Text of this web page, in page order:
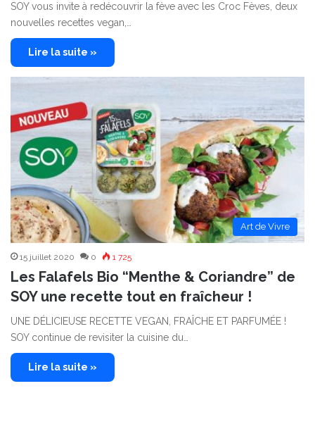
SOY vous invite à redécouvrir la fève avec les Croc Fèves, deux
nouvelles recettes vegan,…
Lire la suite »
Art de Vivre
15 juillet 2020 0 1 725
Les Falafels Bio “Menthe & Coriandre” de
SOY une recette tout en fraîcheur !
UNE DÉLICIEUSE RECETTE VEGAN, FRAÎCHE ET PARFUMÉE !
SOY continue de revisiter la cuisine du…
Lire la suite »